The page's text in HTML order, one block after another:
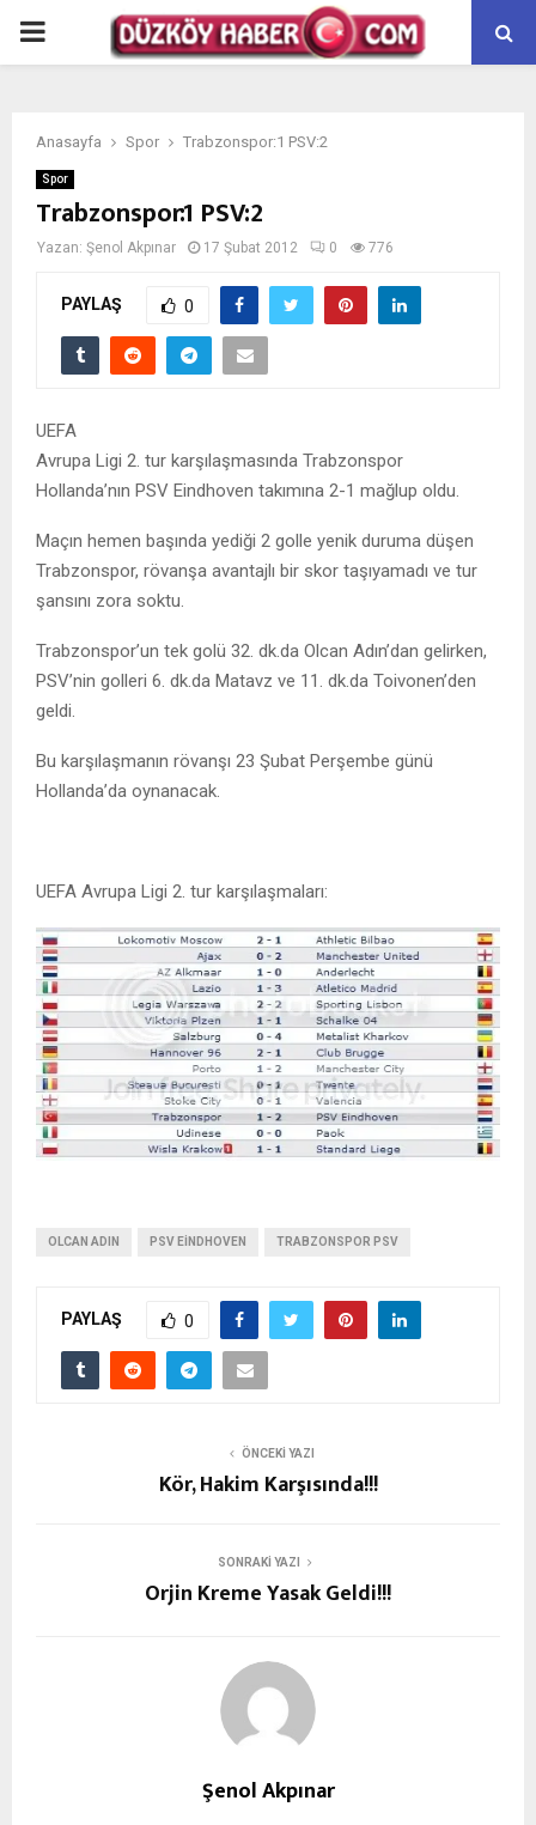
PRIMARY
Anasayfa Spor Trabzonspor:1 PSV:2
Spor
Trabzonspor:1 PSV:2
Yazan: Şenol Akpınar 17 Şubat 2012 0 776
PAYLAŞ 0
UEFA
Avrupa Ligi 2. tur karşılaşmasında Trabzonspor
Hollanda’nın PSV Eindhoven takımına 2-1 mağlup oldu.
Maçın hemen başında yediği 2 golle yenik duruma düşen
Trabzonspor, rövanşa avantajlı bir skor taşıyamadı ve tur
şansını zora soktu.
Trabzonspor’un tek golü 32. dk.da Olcan Adın’dan gelirken,
PSV’nin golleri 6. dk.da Matavz ve 11. dk.da Toivonen’den
geldi.
Bu karşılaşmanın rövanşı 23 Şubat Perşembe günü
Hollanda’da oynanacak.
UEFA Avrupa Ligi 2. tur karşılaşmaları:
OLCAN ADIN PSV EINDHOVEN TRABZONSPOR PSV
PAYLAŞ 0
ÖNCEKI YAZI
Kör, Hakim Karşısında!!!
SONRAKI YAZI
Orjin Kreme Yasak Geldi!!!
Şenol Akpınar